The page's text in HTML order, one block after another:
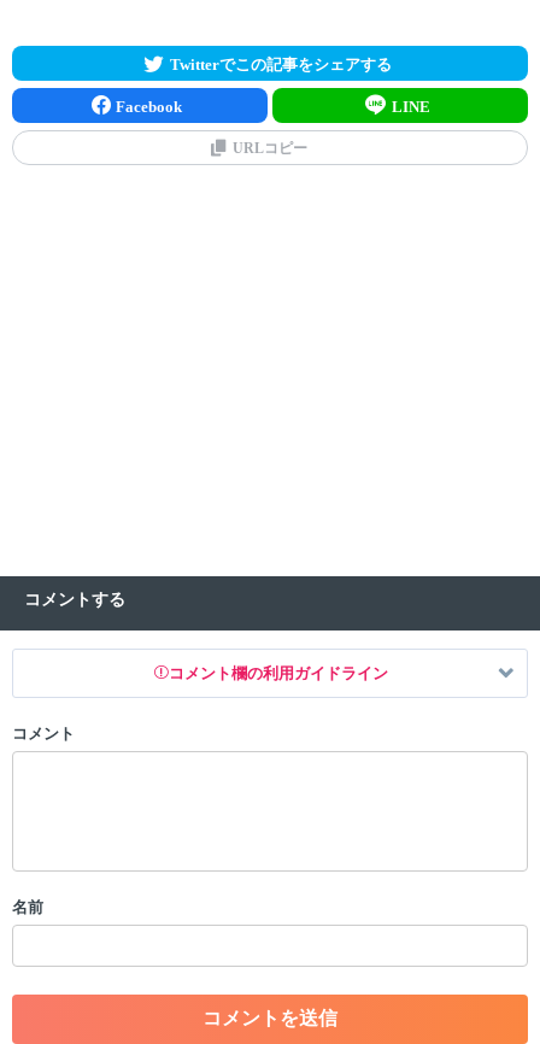
Twitterでこの記事をシェアする
Facebook LINE
URLコピー
コメントする
コメント欄の利用ガイドライン
以下の書き込みを禁止とし、場合によってはコメント削除や書き込み制
・一度削除された投稿を再び投稿すること
・アカウントの売買など金銭が絡む内容の投稿
・各ゲームのネタバレを含む内容の投稿
・その他、管理者が不適切と判断した投稿
コメント
名前